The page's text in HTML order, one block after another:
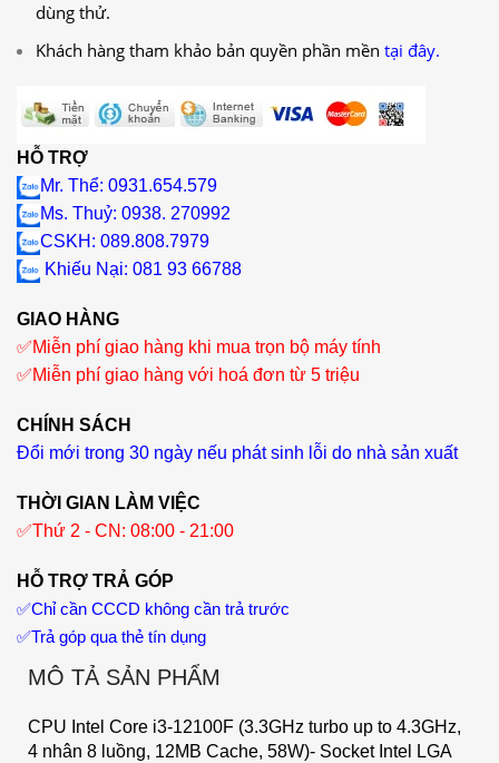
dùng thử.
Khách hàng tham khảo bản quyền phần mền tại đây.
HỖ TRỢ
Mr. Thể: 0931.654.579
Ms. Thuỷ: 0938. 270992
CSKH: 089.808.7979
Khiếu Nại: 081 93 66788
GIAO HÀNG
✅Miễn phí giao hàng khi mua trọn bộ máy tính
✅Miễn phí giao hàng với hoá đơn từ 5 triệu
CHÍNH SÁCH
Đổi mới trong 30 ngày nếu phát sinh lỗi do nhà sản xuất
THỜI GIAN LÀM VIỆC
✅Thứ 2 - CN: 08:00 - 21:00
HỖ TRỢ TRẢ GÓP
✅Chỉ cần CCCD không cần trả trước
✅Trả góp qua thẻ tín dụng
MÔ TẢ SẢN PHẨM
CPU Intel Core i3-12100F (3.3GHz turbo up to 4.3GHz,
4 nhân 8 luồng, 12MB Cache, 58W)- Socket Intel LGA